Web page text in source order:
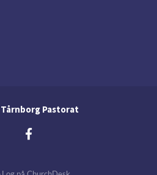
Tårnborg Pastorat